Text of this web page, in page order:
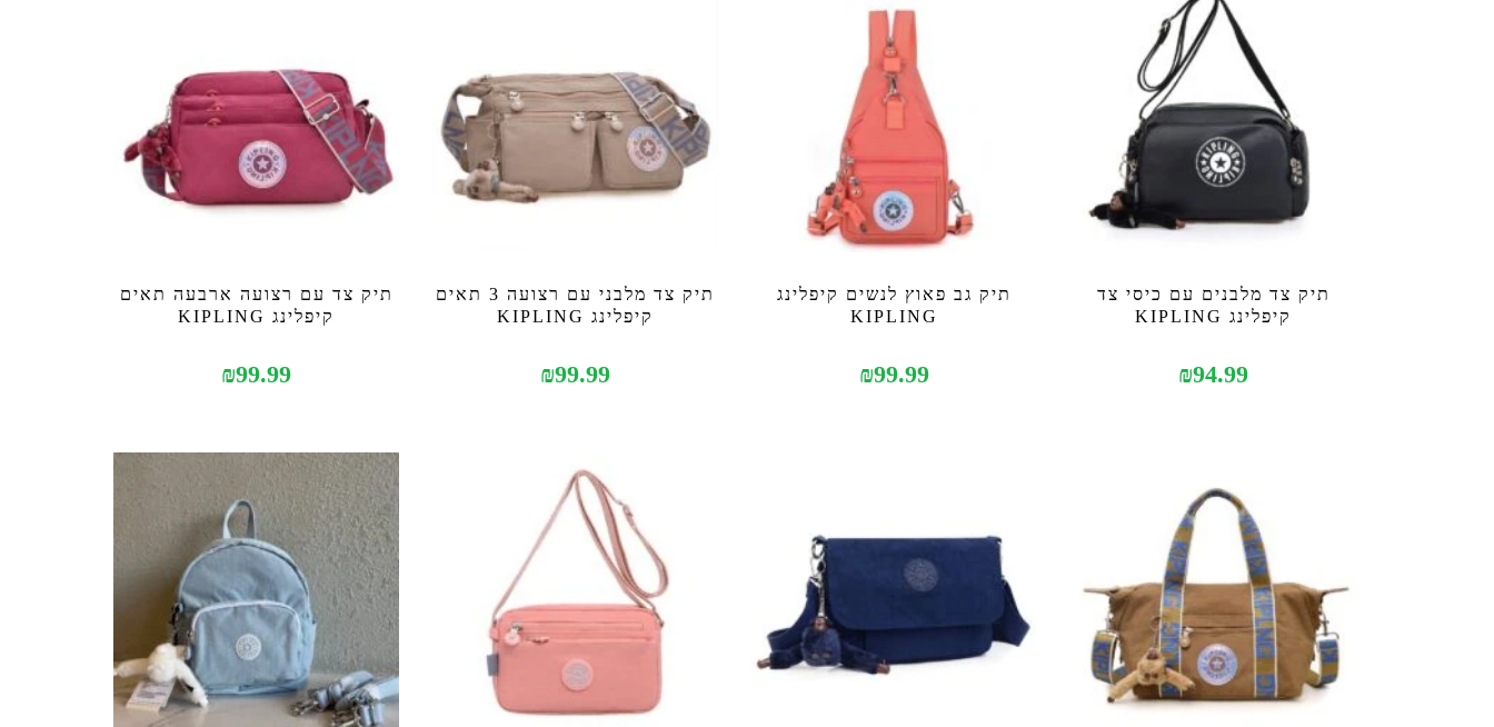
העדכני
ביותר
תיק צד מלבנים עם כיסי צד
קיפלינג KIPLING
₪94.99
תיק גב פאוץ לנשים קיפלינג
KIPLING
₪99.99
תיק צד מלבני עם רצועה 3 תאים
קיפלינג KIPLING
₪99.99
תיק צד עם רצועה ארבעה תאים
קיפלינג KIPLING
₪99.99